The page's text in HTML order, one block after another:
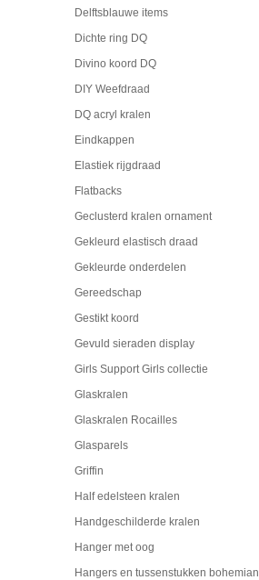
Delftsblauwe items
Dichte ring DQ
Divino koord DQ
DIY Weefdraad
DQ acryl kralen
Eindkappen
Elastiek rijgdraad
Flatbacks
Geclusterd kralen ornament
Gekleurd elastisch draad
Gekleurde onderdelen
Gereedschap
Gestikt koord
Gevuld sieraden display
Girls Support Girls collectie
Glaskralen
Glaskralen Rocailles
Glasparels
Griffin
Half edelsteen kralen
Handgeschilderde kralen
Hanger met oog
Hangers en tussenstukken bohemian